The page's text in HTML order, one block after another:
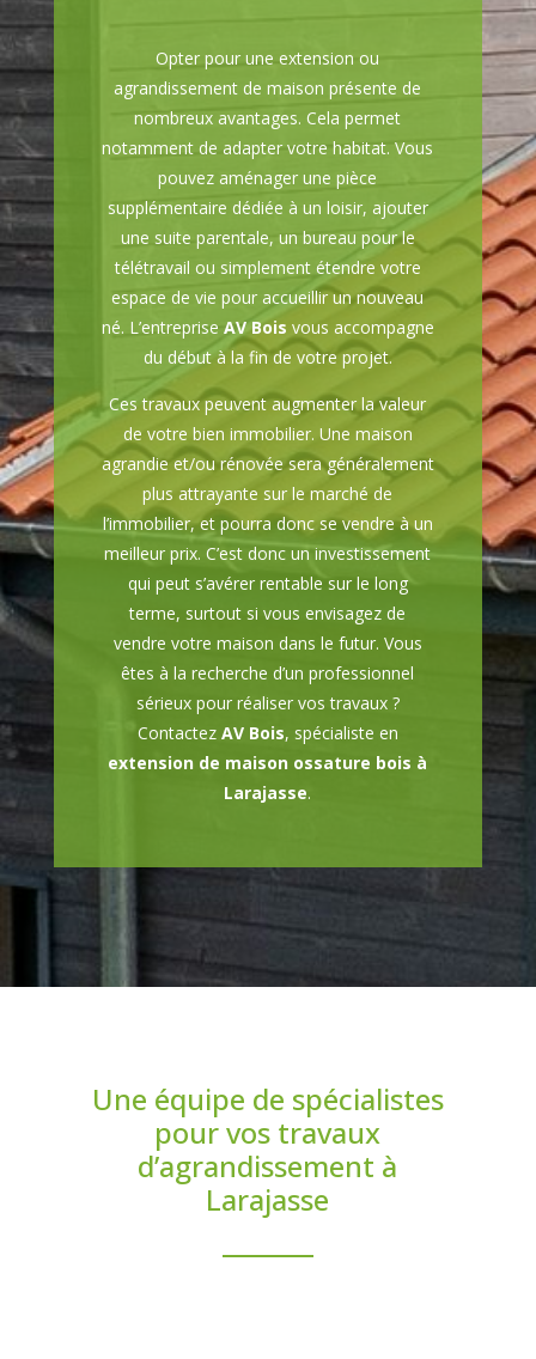
Opter pour une extension ou
agrandissement de maison présente de
nombreux avantages. Cela permet
notamment de adapter votre habitat. Vous
pouvez aménager une pièce
supplémentaire dédiée à un loisir, ajouter
une suite parentale, un bureau pour le
télétravail ou simplement étendre votre
espace de vie pour accueillir un nouveau
né. L’entreprise AV Bois vous accompagne
du début à la fin de votre projet.
Ces travaux peuvent augmenter la valeur
de votre bien immobilier. Une maison
agrandie et/ou rénovée sera généralement
plus attrayante sur le marché de
l’immobilier, et pourra donc se vendre à un
meilleur prix. C’est donc un investissement
qui peut s’avérer rentable sur le long
terme, surtout si vous envisagez de
vendre votre maison dans le futur. Vous
êtes à la recherche d’un professionnel
sérieux pour réaliser vos travaux ?
Contactez AV Bois, spécialiste en
extension de maison ossature bois à
Larajasse.
Une équipe de spécialistes
pour vos travaux
d’agrandissement à
Larajasse